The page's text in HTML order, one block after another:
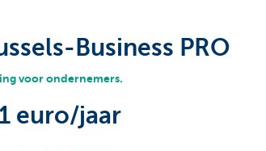
Business PRO
voor ondernemers.
euro/jaar